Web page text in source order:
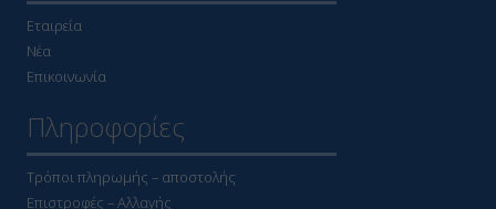
Εταιρεία
Νέα
Επικοινωνία
Πληροφορίες
Τρόποι πληρωμής – αποστολής
Επιστροφές – Αλλαγής